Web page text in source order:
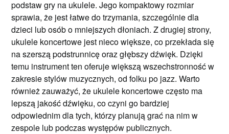
podstaw gry na ukulele. Jego kompaktowy rozmiar
sprawia, że jest łatwe do trzymania, szczególnie dla
dzieci lub osób o mniejszych dłoniach. Z drugiej strony,
ukulele koncertowe jest nieco większe, co przekłada się
na szerszą podstrunnicę oraz głębszy dźwięk. Dzięki
temu instrument ten oferuje większą wszechstronność w
zakresie stylów muzycznych, od folku po jazz. Warto
również zauważyć, że ukulele koncertowe często ma
lepszą jakość dźwięku, co czyni go bardziej
odpowiednim dla tych, którzy planują grać na nim w
zespole lub podczas występów publicznych.